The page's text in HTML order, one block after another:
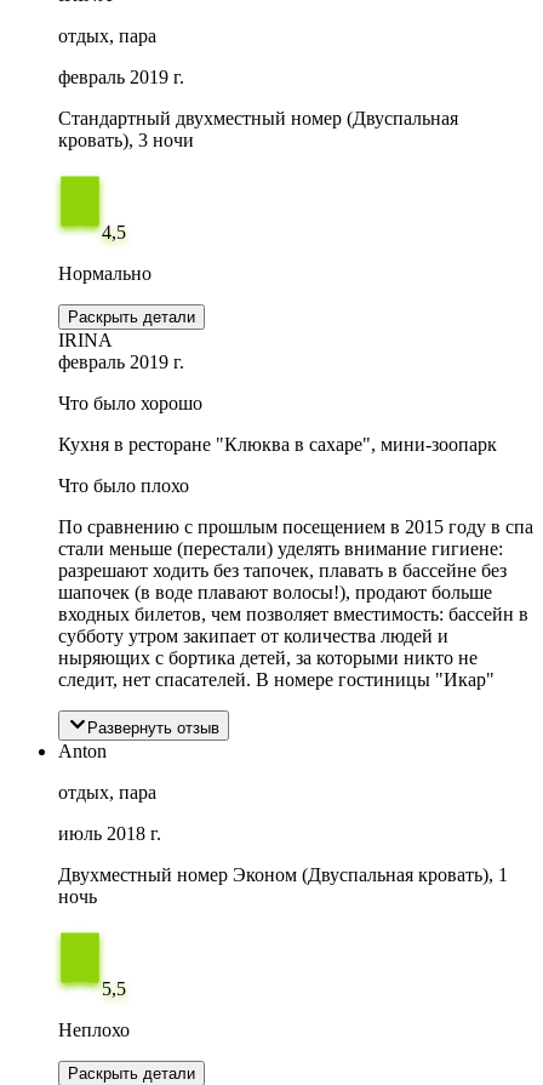
отдых, пара
февраль 2019 г.
Стандартный двухместный номер (Двуспальная
кровать), 3 ночи
4,5
Нормально
Раскрыть детали
IRINA
февраль 2019 г.
Что было хорошо
Кухня в ресторане "Клюква в сахаре", мини-зоопарк
Что было плохо
По сравнению с прошлым посещением в 2015 году в спа
стали меньше (перестали) уделять внимание гигиене:
разрешают ходить без тапочек, плавать в бассейне без
шапочек (в воде плавают волосы!), продают больше
входных билетов, чем позволяет вместимость: бассейн в
субботу утром закипает от количества людей и
ныряющих с бортика детей, за которыми никто не
следит, нет спасателей. В номере гостиницы "Икар"
Развернуть отзыв
Anton
отдых, пара
июль 2018 г.
Двухместный номер Эконом (Двуспальная кровать), 1
ночь
5,5
Неплохо
Раскрыть детали